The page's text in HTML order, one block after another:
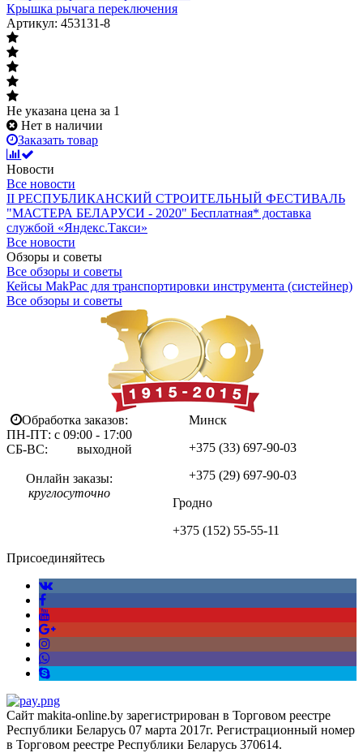
Крышка рычага переключения
Артикул: 453131-8
Не указана цена за 1
Нет в наличии
Заказать товар
Новости
Все новости
II РЕСПУБЛИКАНСКИЙ СТРОИТЕЛЬНЫЙ ФЕСТИВАЛЬ
"МАСТЕРА БЕЛАРУСИ - 2020" Бесплатная* доставка
службой «Яндекс.Такси»
Все новости
Обзоры и советы
Все обзоры и советы
Кейсы MakPac для транспортировки инструмента (систейнер)
Все обзоры и советы
Обработка заказов:
ПН-ПТ: с 09:00 - 17:00
СБ-ВС: выходной
Онлайн заказы:
круглосуточно
Минск
+375 (33) 697-90-03
+375 (29) 697-90-03
Гродно
+375 (152) 55-55-11
Присоединяйтесь
Сайт makita-online.by зарегистрирован в Торговом реестре
Республики Беларусь 07 марта 2017г. Регистрационный номер
в Торговом реестре Республики Беларусь 370614.